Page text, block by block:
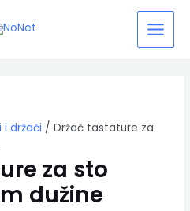
MAIN
MENU
i držači / Držač tastature za
za sto
dužine